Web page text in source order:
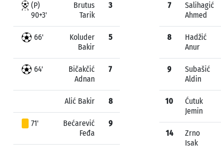
(P)
90+3'
Brutus
Tarik
3
66'
Koluder
Bakir
5
64'
Bičakčić
Adnan
7
Alić Bakir 8
71'
Bećarević
Feđa
9
7
Salihagić
Ahmed
8
Hadžić
Anur
9
Subašić
Aldin
10
Ćutuk
Jemin
14
Zrno
Isak